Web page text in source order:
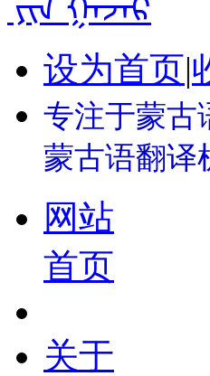
设为首页|
专注于蒙古
蒙古语翻译
网站
首页
关于